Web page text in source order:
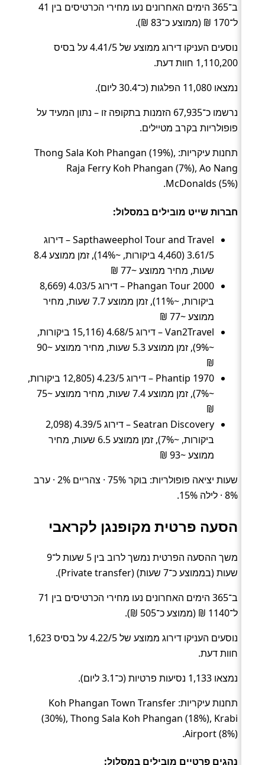
ב־365 הימים האחרונים נעו מחירי הכרטיסים בין 41
ל־170 ₪ (ממוצע כ־83 ₪).
נוסעים העניקו דירוג ממוצע של 4.41/5 על בסיס
1,110,200 חוות דעת.
נמצאו 11,080 הפלגות (כ־30.4 ליום).
נרשמו כ־67,935 הזמנות בתקופה זו – נתון המעיד על
פופולריות בקרב מטיילים.
תחנות עיקריות: Thong Sala Koh Phangan (19%),
Raja Ferry Koh Phangan (7%), Ao Nang
McDonalds (5%).
חברות שייט מובילים במסלול:
Sapthaweephol Tour and Travel – דירוג
3.61/5 (4,460 ביקורות, ~14%), זמן ממוצע 8.4
שעות, מחיר ממוצע ~77 ₪
Phangan Tour 2000 – דירוג 4.03/5 (8,669
ביקורות, ~11%), זמן ממוצע 7.7 שעות, מחיר
ממוצע ~77 ₪
Van2Travel – דירוג 4.68/5 (15,116 ביקורות,
~9%), זמן ממוצע 5.3 שעות, מחיר ממוצע ~90
₪
Phantip 1970 – דירוג 4.23/5 (12,805 ביקורות,
~7%), זמן ממוצע 7.4 שעות, מחיר ממוצע ~75
₪
Seatran Discovery – דירוג 4.39/5 (2,098
ביקורות, ~7%), זמן ממוצע 6.5 שעות, מחיר
ממוצע ~93 ₪
שעות יציאה פופולריות: בוקר 75% · צהריים 2% · ערב
8% · לילה 15%.
הסעה פרטית מקופנגן לקראבי
משך ההסעה הפרטית נמשך לרוב בין 5 שעות ל־9
שעות (בממוצע כ־7 שעות) (Private transfer).
ב־365 הימים האחרונים נעו מחירי הכרטיסים בין 71
ל־1140 ₪ (ממוצע כ־505 ₪).
נוסעים העניקו דירוג ממוצע של 4.22/5 על בסיס 1,623
חוות דעת.
נמצאו 1,133 נסיעות פרטיות (כ־3.1 ליום).
תחנות עיקריות: Koh Phangan Town Transfer
(30%), Thong Sala Koh Phangan (18%), Krabi
Airport (8%).
נהגים פרטיים מובילים במסלול: